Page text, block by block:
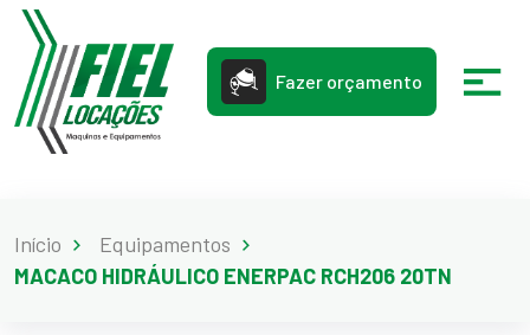
Fazer orçamento
Início
Equipamentos
MACACO HIDRÁULICO ENERPAC RCH206 20TN